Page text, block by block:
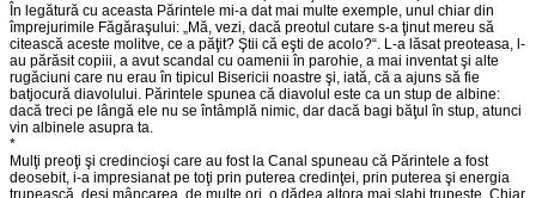
În legătură cu aceasta Părintele mi-a dat mai multe exemple, unul chiar din
împrejurimile Făgăraşului: „Mă, vezi, dacă preotul cutare s-a ţinut mereu să
citească aceste molitve, ce a păţit? Ştii că eşti de acolo?“. L-a lăsat preoteasa, l-
au părăsit copiii, a avut scandal cu oamenii în parohie, a mai inventat şi alte
rugăciuni care nu erau în tipicul Bisericii noastre şi, iată, că a ajuns să fie
batjocură diavolului. Părintele spunea că diavolul este ca un stup de albine:
dacă treci pe lângă ele nu se întâmplă nimic, dar dacă bagi băţul în stup, atunci
vin albinele asupra ta.
*
Mulţi preoţi şi credincioşi care au fost la Canal spuneau că Părintele a fost
deosebit, i-a impresianat pe toţi prin puterea credinţei, prin puterea şi energia
trupească, deşi mâncarea, de multe ori, o dădea altora mai slabi trupeşte. Chiar